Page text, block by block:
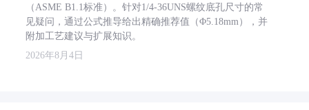
（ASME B1.1标准）。针对1/4-36UNS螺纹底孔尺寸的常
见疑问，通过公式推导给出精确推荐值（Φ5.18mm），并
附加工艺建议与扩展知识。
2026年8月4日